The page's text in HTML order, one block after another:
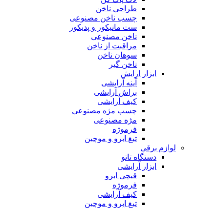
طراحی ناخن
چسب ناخن مصنوعی
ست مانیکور و پدیکور
ناخن مصنوعی
مراقبت از ناخن
سوهان ناخن
ناخن گیر
ابزار ارایش
آینه آرایشی
براش آرایشی
کیف آرایشی
چسب مژه مصنوعی
مژه مصنوعی
فرموژه
تیغ ابرو و موچین
لوازم برقی
دستگاه تاتو
ابزار آرایشی
قیچی ابرو
فرموژه
کیف آرایشی
تیغ ابرو و موچین